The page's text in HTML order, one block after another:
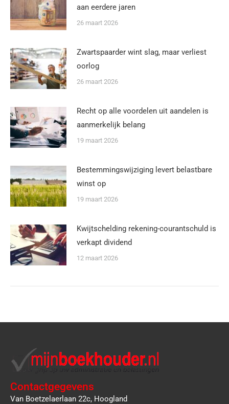
aan eerdere jaren
26 maart 2026
Zwartspaarder wint slag, maar verliest
oorlog
26 maart 2026
Recht op alle voordelen uit aandelen is
aanmerkelijk belang
19 maart 2026
Bestemmingswijziging levert belastbare
winst op
19 maart 2026
Kwijtschelding rekening-courantschuld is
verkapt dividend
12 maart 2026
Contactgegevens
Van Boetzelaerlaan 22c, Hoogland